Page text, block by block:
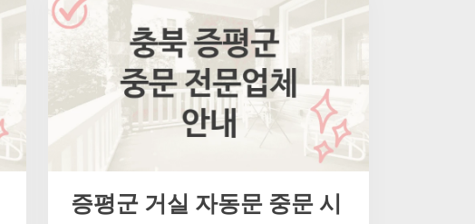
증평군 거실 자동문 중문 시